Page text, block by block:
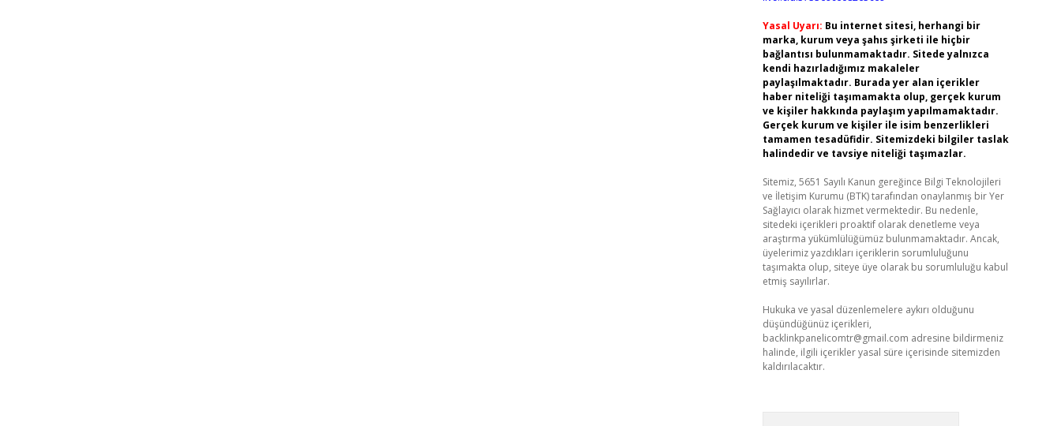
Yasal Uyarı: Bu internet sitesi, herhangi bir
marka, kurum veya şahıs şirketi ile hiçbir
bağlantısı bulunmamaktadır. Sitede yalnızca
kendi hazırladığımız makaleler
paylaşılmaktadır. Burada yer alan içerikler
haber niteliği taşımamakta olup, gerçek kurum
ve kişiler hakkında paylaşım yapılmamaktadır.
Gerçek kurum ve kişiler ile isim benzerlikleri
tamamen tesadüfidir. Sitemizdeki bilgiler taslak
halindedir ve tavsiye niteliği taşımazlar.
Sitemiz, 5651 Sayılı Kanun gereğince Bilgi Teknolojileri
ve İletişim Kurumu (BTK) tarafından onaylanmış bir Yer
Sağlayıcı olarak hizmet vermektedir. Bu nedenle,
sitedeki içerikleri proaktif olarak denetleme veya
araştırma yükümlülüğümüz bulunmamaktadır. Ancak,
üyelerimiz yazdıkları içeriklerin sorumluluğunu
taşımakta olup, siteye üye olarak bu sorumluluğu kabul
etmiş sayılırlar.
Hukuka ve yasal düzenlemelere aykırı olduğunu
düşündüğünüz içerikleri,
backlinkpanelicomtr@gmail.com adresine bildirmeniz
halinde, ilgili içerikler yasal süre içerisinde sitemizden
kaldırılacaktır.